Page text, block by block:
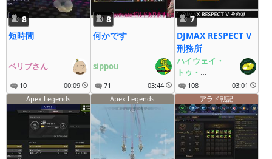
8
短時間
ベリブさん
10 00:09
8
何かです
sippou
71 03:44
7
DJMAX RESPECT V
刑務所
ハイウェイ・
トゥ・
ヘルのDISC
108
03:01
Apex Legends
Apex Legends アラド戦記